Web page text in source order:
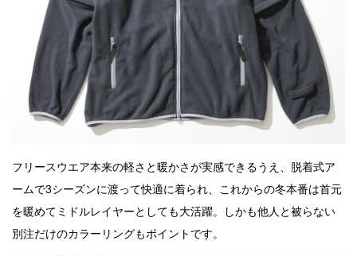
フリースウエア本来の軽さと暖かさが実感できるうえ、脱着式ア
ームで3シーズンに渡って快適に着られ、これからの冬本番は首元
を暖めてミドルレイヤーとしても大活躍。しかも他人と被らない
別注だけのカラーリングもポイントです。